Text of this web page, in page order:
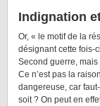
Indignation
Or, « le motif de la
désignant cette fois-
Second guerre,
Ce n’est pas la
dangereuse, car
soit ? On peut en